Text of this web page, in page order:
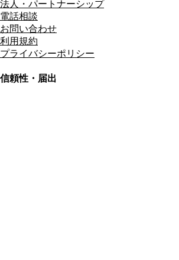
法人・パートナーシップ
電話相談
お問い合わせ
利用規約
プライバシーポリシー
信頼性・届出